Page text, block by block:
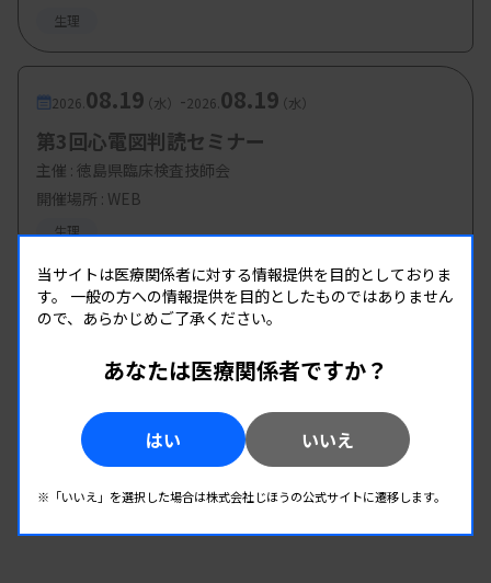
生理
2026. 08.19（水） -2026. 08.19（水）
第3回心電図判読セミナー
主催 : 徳島県臨床検査技師会
開催場所 : WEB
生理
当サイトは医療関係者に対する情報提供を目的としておりま
す。 一般の方への情報提供を目的としたものではありません
ので、あらかじめご了承ください。
あなたは医療関係者ですか？
はい いいえ
※「いいえ」を選択した場合は株式会社じほうの公式サイトに遷移します。